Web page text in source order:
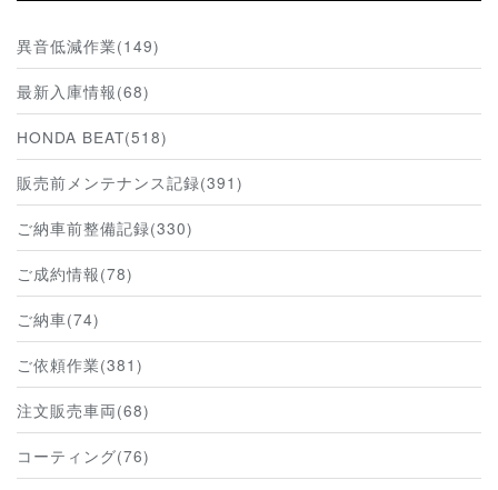
異音低減作業(149)
最新入庫情報(68)
HONDA BEAT(518)
販売前メンテナンス記録(391)
ご納車前整備記録(330)
ご成約情報(78)
ご納車(74)
ご依頼作業(381)
注文販売車両(68)
コーティング(76)